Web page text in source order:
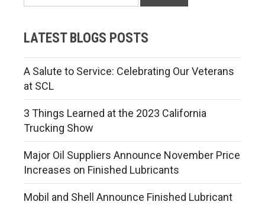
LATEST BLOGS POSTS
A Salute to Service: Celebrating Our Veterans
at SCL
3 Things Learned at the 2023 California
Trucking Show
Major Oil Suppliers Announce November Price
Increases on Finished Lubricants
Mobil and Shell Announce Finished Lubricant